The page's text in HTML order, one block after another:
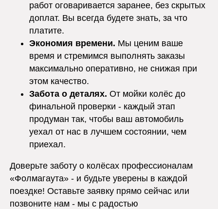
работ оговаривается заранее, без скрытых
доплат. Вы всегда будете знать, за что
платите.
Экономия времени. Мы ценим ваше
время и стремимся выполнять заказы
максимально оперативно, не снижая при
этом качество.
Забота о деталях. От мойки колёс до
финальной проверки - каждый этап
продуман так, чтобы ваш автомобиль
уехал от нас в лучшем состоянии, чем
приехал.
Доверьте заботу о колёсах профессионалам
«Фолмагаута» - и будьте уверены в каждой
поездке! Оставьте заявку прямо сейчас или
позвоните нам - мы с радостью